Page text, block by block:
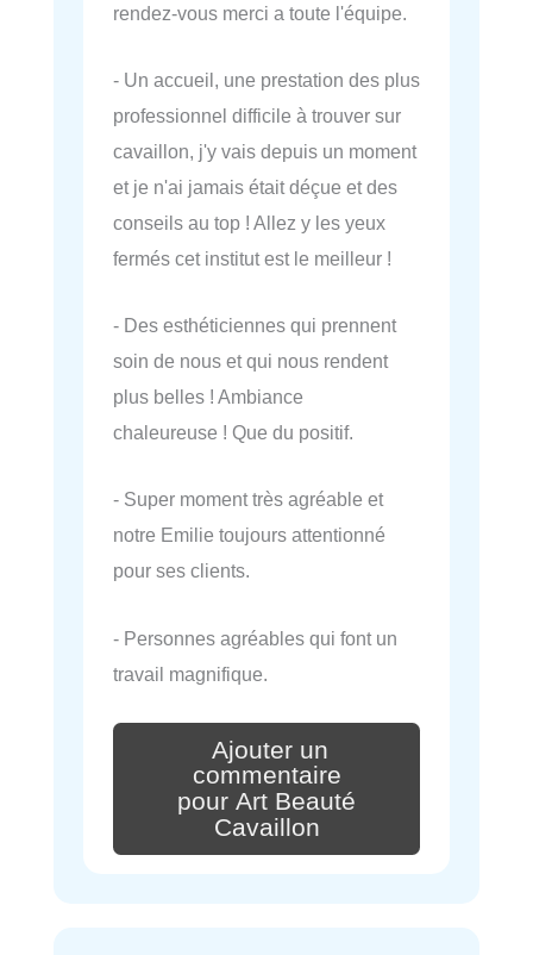
rendez-vous merci a toute l'équipe.
- Un accueil, une prestation des plus
professionnel difficile à trouver sur
cavaillon, j'y vais depuis un moment
et je n'ai jamais était déçue et des
conseils au top ! Allez y les yeux
fermés cet institut est le meilleur !
- Des esthéticiennes qui prennent
soin de nous et qui nous rendent
plus belles ! Ambiance
chaleureuse ! Que du positif.
- Super moment très agréable et
notre Emilie toujours attentionné
pour ses clients.
- Personnes agréables qui font un
travail magnifique.
Ajouter un
commentaire
pour Art Beauté
Cavaillon